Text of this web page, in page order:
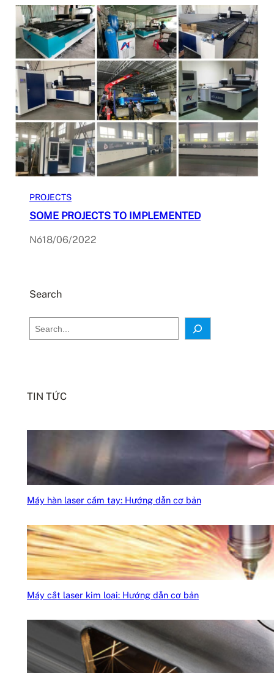
PROJECTS
SOME PROJECTS TO IMPLEMENTED
Nó18/06/2022
Search
e
h
TIN TỨC
Máy hàn laser cầm tay: Hướng dẫn cơ bản
Máy cắt laser kim loại: Hướng dẫn cơ bản